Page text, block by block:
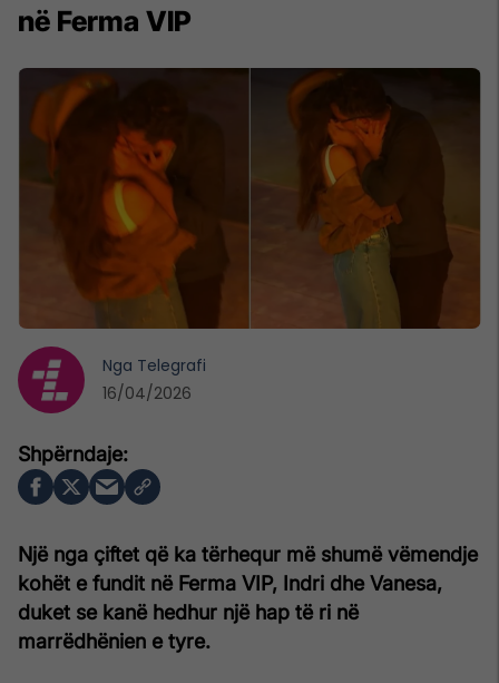
në Ferma VIP
Një nga çiftet që ka tërhequr më shumë vëmendje
kohët e fundit në Ferma VIP, Indri dhe Vanesa,
duket se kanë hedhur një hap të ri në
marrëdhënien e tyre.
Nga Telegrafi
16/04/2026